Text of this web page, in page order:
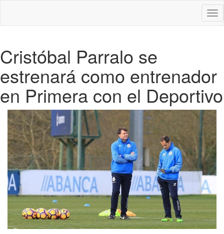
Cristóbal Parralo se
estrenará como entrenador
en Primera con el Deportivo